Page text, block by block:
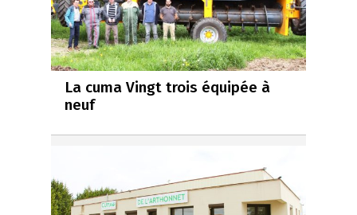
La cuma Vingt trois équipée à
neuf